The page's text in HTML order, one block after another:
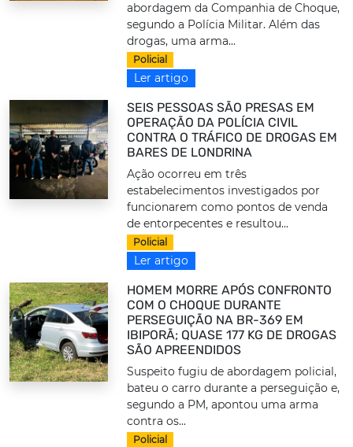
abordagem da Companhia de Choque,
segundo a Polícia Militar. Além das
drogas, uma arma...
Policial
Ler artigo
SEIS PESSOAS SÃO PRESAS EM
OPERAÇÃO DA POLÍCIA CIVIL
CONTRA O TRÁFICO DE DROGAS EM
BARES DE LONDRINA
Ação ocorreu em três
estabelecimentos investigados por
funcionarem como pontos de venda
de entorpecentes e resultou...
Policial
Ler artigo
HOMEM MORRE APÓS CONFRONTO
COM O CHOQUE DURANTE
PERSEGUIÇÃO NA BR-369 EM
IBIPORÃ; QUASE 177 KG DE DROGAS
SÃO APREENDIDOS
Suspeito fugiu de abordagem policial,
bateu o carro durante a perseguição e,
segundo a PM, apontou uma arma
contra os...
Policial